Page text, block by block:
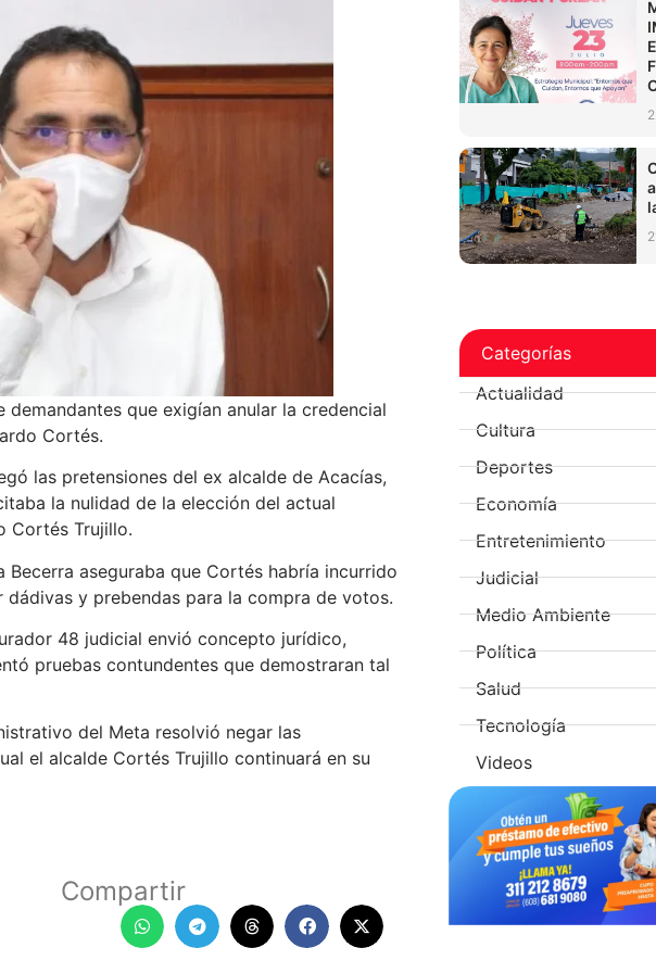
que exigían anular la credencial
Cortés.
las pretensiones del ex alcalde de Acacías,
la nulidad de la elección del actual
Cortés Trujillo.
Becerra aseguraba que Cortés habría incurrido
y prebendas para la compra de votos.
48 judicial envió concepto jurídico,
pruebas contundentes que demostraran tal
del Meta resolvió negar las
el alcalde Cortés Trujillo continuará en su
Compartir
Categorías
Actualidad
Cultura
Deportes
Economía
Entretenimiento
Judicial
Medio Ambiente
Política
Salud
Tecnología
Videos